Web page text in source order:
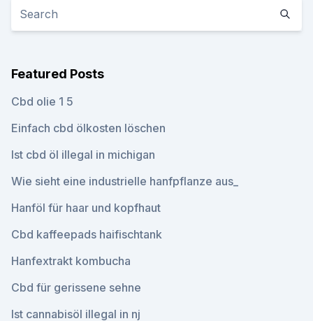
Featured Posts
Cbd olie 1 5
Einfach cbd ölkosten löschen
Ist cbd öl illegal in michigan
Wie sieht eine industrielle hanfpflanze aus_
Hanföl für haar und kopfhaut
Cbd kaffeepads haifischtank
Hanfextrakt kombucha
Cbd für gerissene sehne
Ist cannabisöl illegal in nj